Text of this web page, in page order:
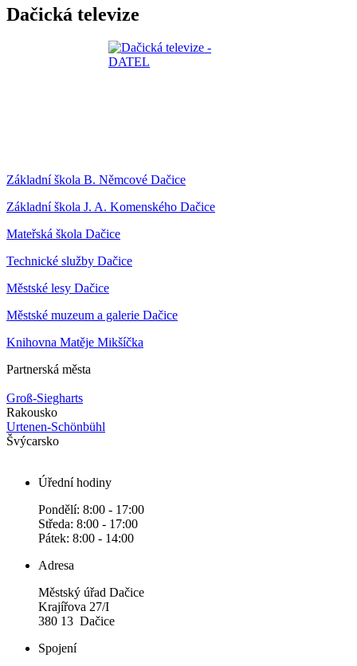
Dačická televize
Základní škola B. Němcové Dačice
Základní škola J. A. Komenského Dačice
Mateřská škola Dačice
Technické služby Dačice
Městské lesy Dačice
Městské muzeum a galerie Dačice
Knihovna Matěje Mikšíčka
Partnerská města
Groß-Siegharts
Rakousko
Urtenen-Schönbühl
Švýcarsko
Úřední hodiny
Pondělí: 8:00 - 17:00
Středa: 8:00 - 17:00
Pátek: 8:00 - 14:00
Adresa
Městský úřad Dačice
Krajířova 27/I
380 13 Dačice
Spojení